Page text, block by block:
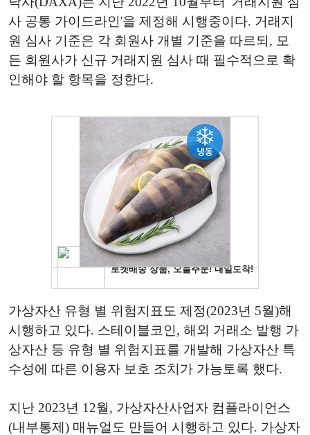
사 공통 가이드라인'을 제정해 시행중이다. 거래지
원 심사 기준은 각 회원사 개별 기준을 따르되, 모
든 회원사가 신규 거래지원 심사 때 필수적으로 확
인해야 할 항목을 정한다.
가상자산 유형 별 위험지표도 제정(2023년 5월)해
시행하고 있다. 스테이블코인, 해외 거래소 발행 가
상자산 등 유형 별 위험지표를 개발해 가상자산 특
수성에 따른 이용자 보호 조치가 가능토록 했다.
지난 2023년 12월, 가상자산사업자 컴플라이언스
(내부통제) 매뉴얼도 만들어 시행하고 있다. 가상자